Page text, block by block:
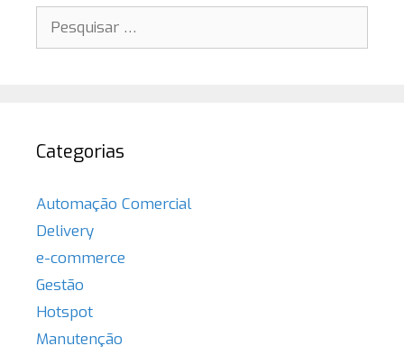
Pesquisar
por:
Categorias
Automação Comercial
Delivery
e-commerce
Gestão
Hotspot
Manutenção